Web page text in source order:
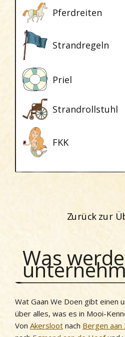
Zurück zur
Pferdreiten
Strandregeln
Priel
Strandrollstuhl
FKK
Was
Wat Gaan We Doen gibt einen
über alles, was es in Mooi-
Von Akersloot nach Bergen aan